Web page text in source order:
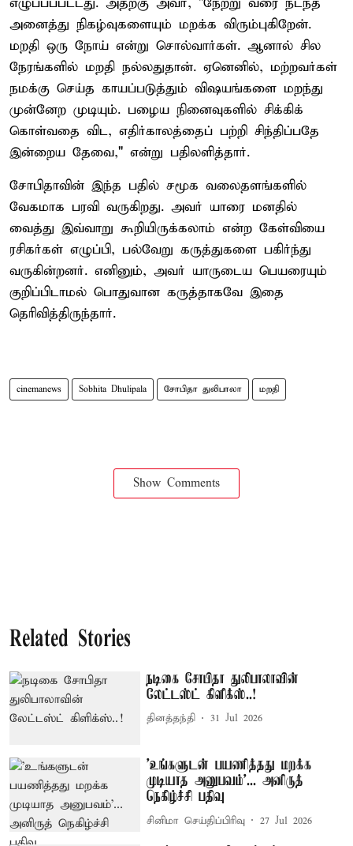
அனைத்து நிகழ்வுகளையும் மறக்க விரும்புகிறேன்.
மறதி ஒரு நோய் என்று சொல்வார்கள். ஆனால் சில
நேரங்களில் மறதி நல்லதுதான். ஏனெனில், மற்றவர்கள்
நமக்கு செய்த காயப்படுத்தும் விஷயங்களை மறந்து
முன்னேற முடியும். பழைய நினைவுகளில் சிக்கிக்
கொள்வதை விட, எதிர்காலத்தைப் பற்றி சிந்திப்பதே
இன்றைய தேவை," என்று பதிலளித்தார்.
சோபிதாவின் இந்த பதில் சமூக வலைதளங்களில்
வேகமாக பரவி வருகிறது. அவர் யாரை மனதில்
வைத்து இவ்வாறு கூறியிருக்கலாம் என்ற கேள்வியை
ரசிகர்கள் எழுப்பி, பல்வேறு கருத்துகளை பகிர்ந்து
வருகின்றனர். எனினும், அவர் யாருடைய பெயரையும்
குறிப்பிடாமல் பொதுவான கருத்தாகவே இதை
தெரிவித்திருந்தார்.
cinemanews Sobhita Dhulipala சோபிதா துலிபாலா மறதி
Show Comments
Related Stories
நடிகை சோபிதா துலிபாலாவின்
லேட்டஸ்ட் கிளிக்ஸ்..!
தினத்தந்தி 31 Jul 2026
'உங்களுடன் பயணித்தது மறக்க
முடியாத அனுபவம்'... அனிருத்
நெகிழ்ச்சி பதிவு
சினிமா செய்திப்பிரிவு 27 Jul 2026